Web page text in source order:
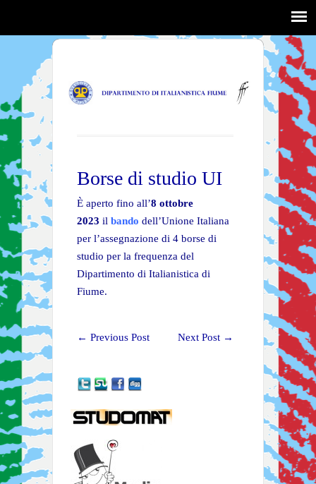
Borse di studio UI
È aperto fino all’8 ottobre
2023 il bando dell’Unione Italiana
per l’assegnazione di 4 borse di
studio per la frequenza del
Dipartimento di Italianistica di
Fiume.
← Previous Post Next Post →